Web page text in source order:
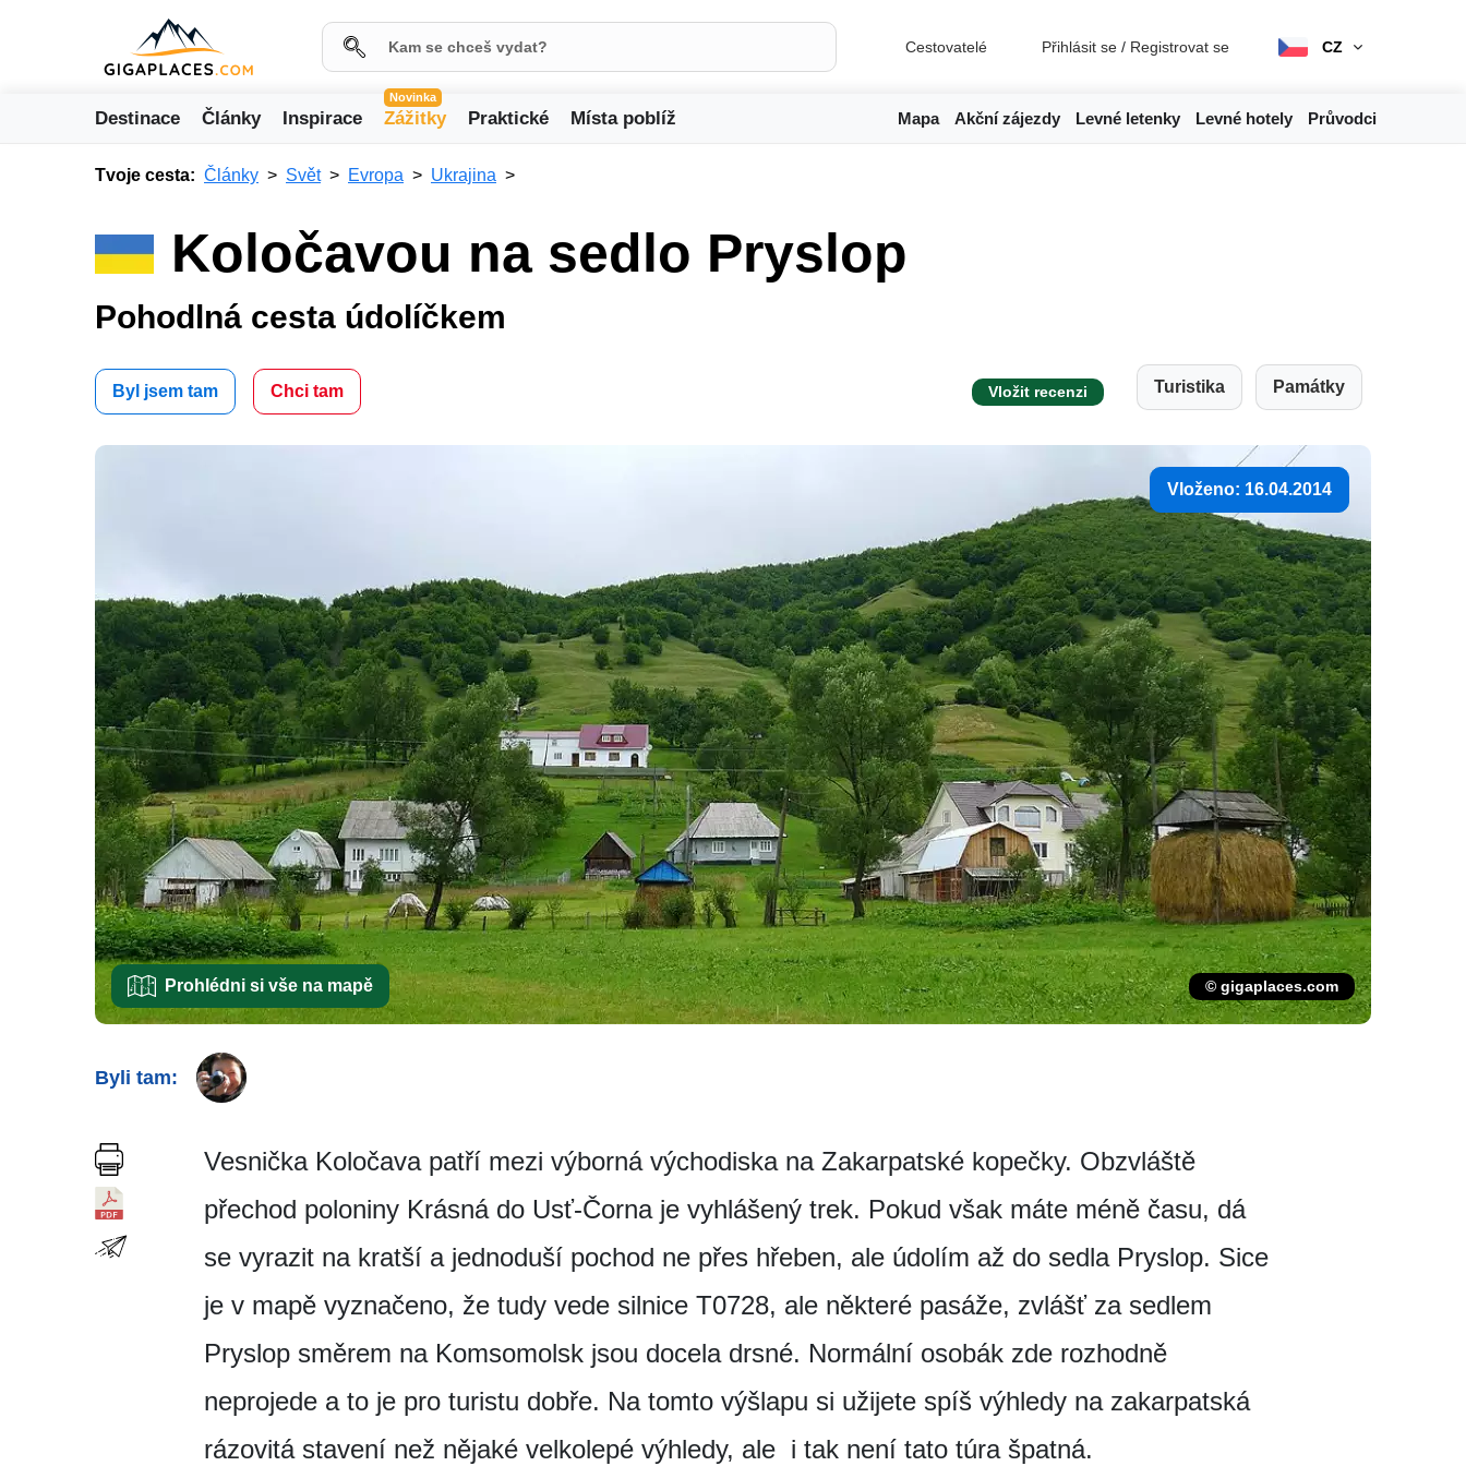
Cestovatelé Přihlásit se / Registrovat se CZ
Destinace Články Inspirace
Novinka
Zážitky Praktické Místa poblíž Mapa Akční zájezdy Levné letenky Levné hotely Průvodci
Tvoje cesta: Články Svět Evropa Ukrajina
Koločavou na sedlo Pryslop
Pohodlná cesta údolíčkem
Byl jsem tam Chci tam Vložit recenzi Turistika Památky
Vloženo: 16.04.2014
Prohlédni si vše na mapě © gigaplaces.com
Byli tam:
Vesnička Koločava patří mezi výborná východiska na Zakarpatské kopečky. Obzvláště
přechod poloniny Krásná do Usť-Čorna je vyhlášený trek. Pokud však máte méně času, dá
se vyrazit na kratší a jednoduší pochod ne přes hřeben, ale údolím až do sedla Pryslop. Sice
je v mapě vyznačeno, že tudy vede silnice T0728, ale některé pasáže, zvlášť za sedlem
Pryslop směrem na Komsomolsk jsou docela drsné. Normální osobák zde rozhodně
neprojede a to je pro turistu dobře. Na tomto výšlapu si užijete spíš výhledy na zakarpatská
rázovitá stavení než nějaké velkolepé výhledy, ale i tak není tato túra špatná.